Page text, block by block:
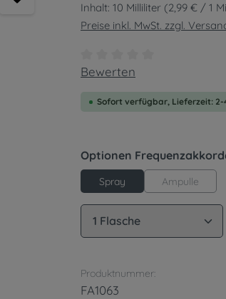
Inhalt: 10 Milliliter (2,99 € / 1
Preise inkl. MwSt. zzgl.
Durchschnittliche
Bewerten
Sofort verfügbar, Lieferzeit: 2-
Optionen
Spray Ampulle
Produkt Anzahl:
Produktnummer:
FA1063